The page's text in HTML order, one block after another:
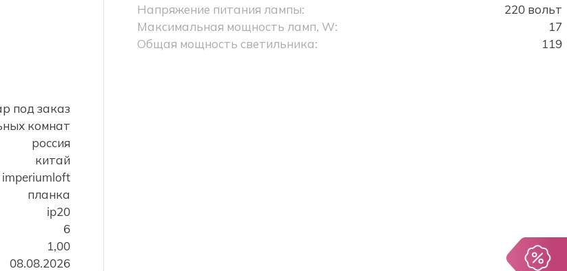
Напряжение питания лампы:
220 вольт
Максимальная мощность ламп, W:
17
Общая мощность светильника:
119
под заказ
комнат
россия
китай
imperiumloft
планка
ip20
6
1,00
08.08.2026